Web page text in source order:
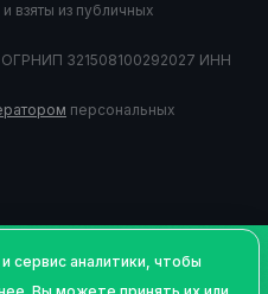
взяты из публичных
321508100292027 ИНН
персональных
- работа курьером,
для курьеров - все
и сервис аналитики, чтобы